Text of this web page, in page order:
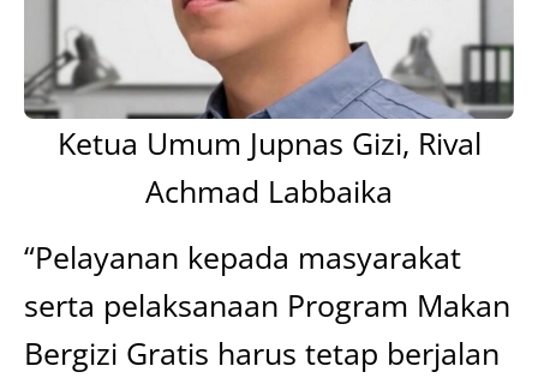
Ketua Umum Jupnas Gizi, Rival
Achmad Labbaika
“Pelayanan kepada masyarakat
serta pelaksanaan Program Makan
Bergizi Gratis harus tetap berjalan